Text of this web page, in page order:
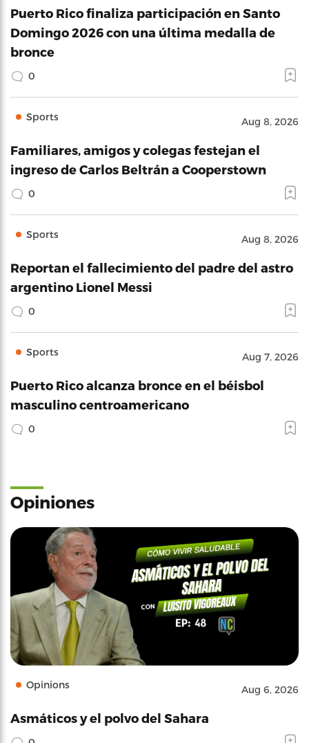
Puerto Rico finaliza participación en Santo
Domingo 2026 con una última medalla de
bronce
0
Sports Aug 8, 2026
Familiares, amigos y colegas festejan el
ingreso de Carlos Beltrán a Cooperstown
0
Sports Aug 8, 2026
Reportan el fallecimiento del padre del astro
argentino Lionel Messi
0
Sports Aug 7, 2026
Puerto Rico alcanza bronce en el béisbol
masculino centroamericano
0
Opiniones
Opinions Aug 6, 2026
Asmáticos y el polvo del Sahara